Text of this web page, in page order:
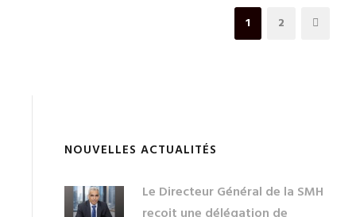
1 2
NOUVELLES ACTUALITÉS
Le Directeur Général de la SMH